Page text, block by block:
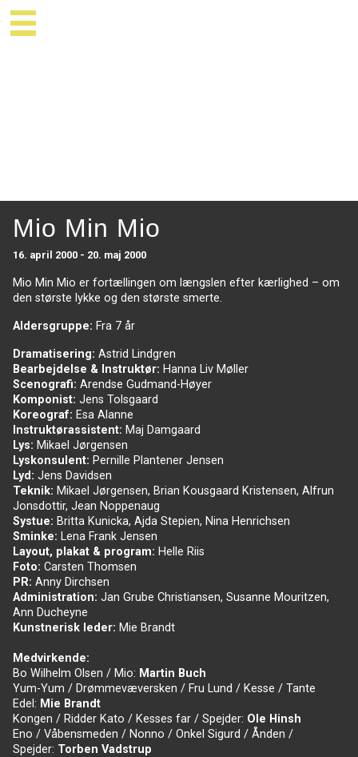
Mio Min Mio
16. april 2000 - 20. maj 2000
Mio Min Mio er fortællingen om længslen efter kærlighed – om
den største lykke og den største smerte.
Aldersgruppe: Fra 7 år
Dramatisering: Astrid Lindgren
Bearbejdelse & Instruktør: Hanna Liv Møller
Scenografi: Arendse Gudmand-Høyer
Komponist: Jens Tolsgaard
Koreograf: Esa Alanne
Instruktørassistent: Maj Damgaard
Lys: Mikael Jørgensen
Lyskonsulent: Pernille Plantener Jensen
Lyd: Jens Davidsen
Teknik: Mikael Jørgensen, Brian Kousgaard Kristensen, Alfrun
Jonsdottir, Jean Noppenaug
Systue: Britta Kunicka, Ajda Stepien, Nina Henrichsen
Sminke: Lena Frank Jensen
Layout, plakat & program: Helle Riis
Foto: Carsten Thomsen
PR: Anny Dirchsen
Administration: Jan Grube Christiansen, Susanne Mouritzen,
Ann Ducheyne
Kunstnerisk leder: Mie Brandt
Medvirkende:
Bo Wilhelm Olsen / Mio: Martin Buch
Yum-Yum / Drømmevæversken / Fru Lund / Kesse / Tante
Edel: Mie Brandt
Kongen / Ridder Kato / Kesses far / Spejder: Ole Hinsh
Eno / Våbensmeden / Nonno / Onkel Sigurd / Ånden /
Spejder: Torben Vadstrup